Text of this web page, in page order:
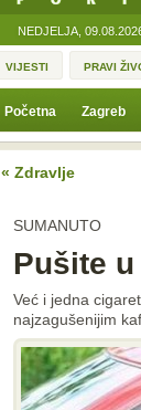
NEDJELJA,
VIJESTI PRAVI
Početna Zagreb
« Zdravlje
SUMANUTO
Pušite
Već i jedna
najzagušenijim